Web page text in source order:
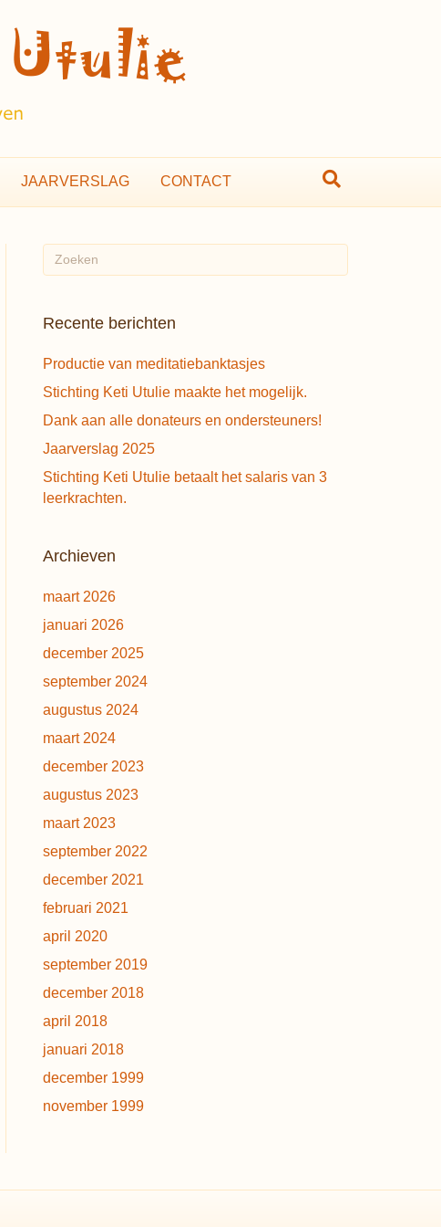
JAARVERSLAG CONTACT
Recente berichten
Productie van meditatiebanktasjes
Stichting Keti Utulie maakte het mogelijk.
Dank aan alle donateurs en ondersteuners!
Jaarverslag 2025
Stichting Keti Utulie betaalt het salaris van 3
leerkrachten.
Archieven
maart 2026
januari 2026
december 2025
september 2024
augustus 2024
maart 2024
december 2023
augustus 2023
maart 2023
september 2022
december 2021
februari 2021
april 2020
september 2019
december 2018
april 2018
januari 2018
december 1999
november 1999